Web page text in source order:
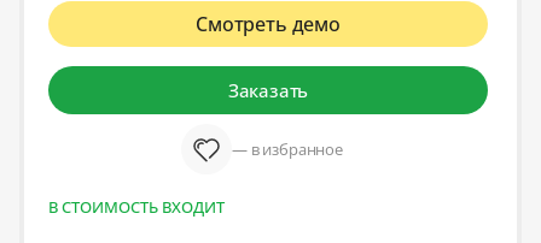
Смотреть демо
Заказать
— в избранное
В СТОИМОСТЬ ВХОДИТ